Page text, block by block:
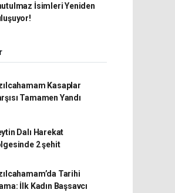
İsimleri Yeniden
Kasaplar
Tamamen Yandı
Dalı Harekat
2 şehit
Tarihi
İlk Kadın Başsavcı